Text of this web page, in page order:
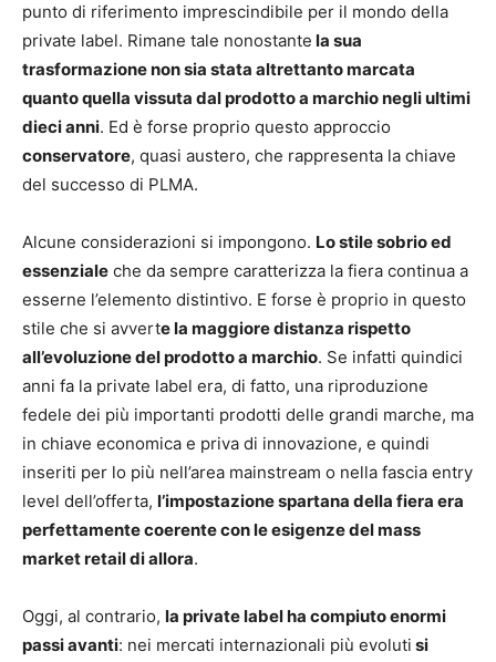
punto di riferimento imprescindibile per il mondo della
private label. Rimane tale nonostante la sua
trasformazione non sia stata altrettanto marcata
quanto quella vissuta dal prodotto a marchio negli ultimi
dieci anni. Ed è forse proprio questo approccio
conservatore, quasi austero, che rappresenta la chiave
del successo di PLMA.
Alcune considerazioni si impongono. Lo stile sobrio ed
essenziale che da sempre caratterizza la fiera continua a
esserne l’elemento distintivo. E forse è proprio in questo
stile che si avverte la maggiore distanza rispetto
all’evoluzione del prodotto a marchio. Se infatti quindici
anni fa la private label era, di fatto, una riproduzione
fedele dei più importanti prodotti delle grandi marche, ma
in chiave economica e priva di innovazione, e quindi
inseriti per lo più nell’area mainstream o nella fascia entry
level dell’offerta, l’impostazione spartana della fiera era
perfettamente coerente con le esigenze del mass
market retail di allora.
Oggi, al contrario, la private label ha compiuto enormi
passi avanti: nei mercati internazionali più evoluti si